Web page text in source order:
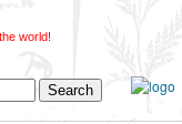
world!